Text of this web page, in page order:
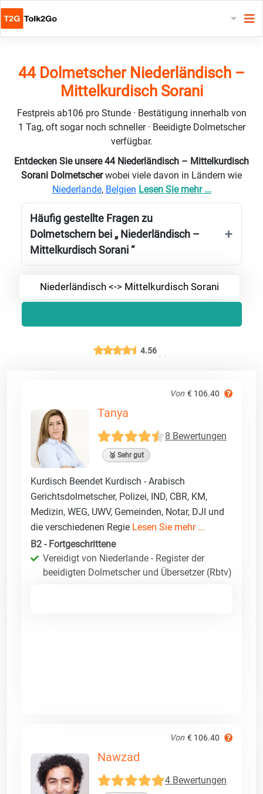
44 Dolmetscher Niederländisch –
Mittelkurdisch Sorani
Festpreis ab106 pro Stunde · Bestätigung innerhalb von
1 Tag, oft sogar noch schneller · Beeidigte Dolmetscher
verfügbar.
Entdecken Sie unsere 44 Niederländisch – Mittelkurdisch
Sorani Dolmetscherwobei viele davon in Ländern wie
Niederlande, Belgien Lesen Sie mehr ...
Häufig gestellte Fragen zu
Dolmetschern bei „ Niederländisch –
Mittelkurdisch Sorani “
Niederländisch <-> Mittelkurdisch Sorani
4.56
Von € 106.40
Tanya
8 Bewertungen
🥈 Sehr gut
Kurdisch Beendet Kurdisch - Arabisch
Gerichtsdolmetscher, Polizei, IND, CBR, KM,
Medizin, WEG, UWV, Gemeinden, Notar, DJI und
die verschiedenen Regie Lesen Sie mehr ...
B2 - Fortgeschrittene
Vereidigt von Niederlande - Register der
beeidigten Dolmetscher und Übersetzer (Rbtv)
Von € 106.40
Nawzad
4 Bewertungen